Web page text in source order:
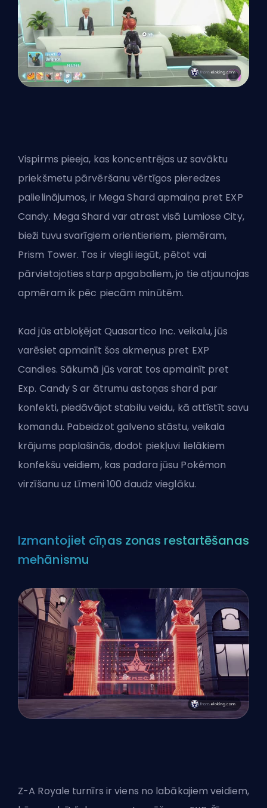
Vispirms pieeja, kas koncentrējas uz savāktu
priekšmetu pārvēršanu vērtīgos pieredzes
palielinājumos, ir Mega Shard apmaiņa pret EXP
Candy. Mega Shard var atrast visā Lumiose City,
bieži tuvu svarīgiem orientieriem, piemēram,
Prism Tower. Tos ir viegli iegūt, pētot vai
pārvietojoties starp apgabaliem, jo tie atjaunojas
apmēram ik pēc piecām minūtēm.
Kad jūs atbloķējat Quasartico Inc. veikalu, jūs
varēsiet apmainīt šos akmeņus pret EXP
Candies. Sākumā jūs varat tos apmainīt pret
Exp. Candy S ar ātrumu astoņas shard par
konfekti, piedāvājot stabilu veidu, kā attīstīt savu
komandu. Pabeidzot galveno stāstu, veikala
krājums paplašinās, dodot piekļuvi lielākiem
konfekšu veidiem, kas padara jūsu Pokémon
virzīšanu uz Līmeni 100 daudz vieglāku.
Izmantojiet cīņas zonas restartēšanas
mehānismu
Z-A Royale turnīrs ir viens no labākajiem veidiem,